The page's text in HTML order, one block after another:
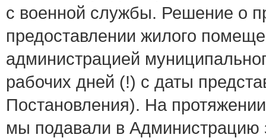
с военной службы. Решение о
предоставлении жилого
администрацией
рабочих дней (!) с даты
Постановления). На
мы подавали в Администрацию